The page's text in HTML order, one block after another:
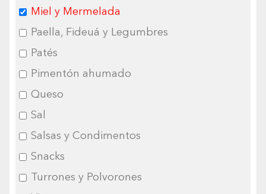
Miel y Mermelada
Paella, Fideuá y Legumbres
Patés
Pimentón ahumado
Queso
Sal
Salsas y Condimentos
Snacks
Turrones y Polvorones